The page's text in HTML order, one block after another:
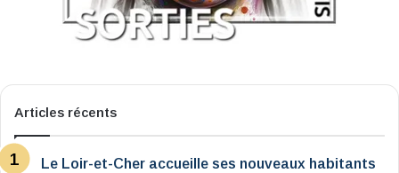
Articles récents
Le Loir-et-Cher accueille ses nouveaux habitants